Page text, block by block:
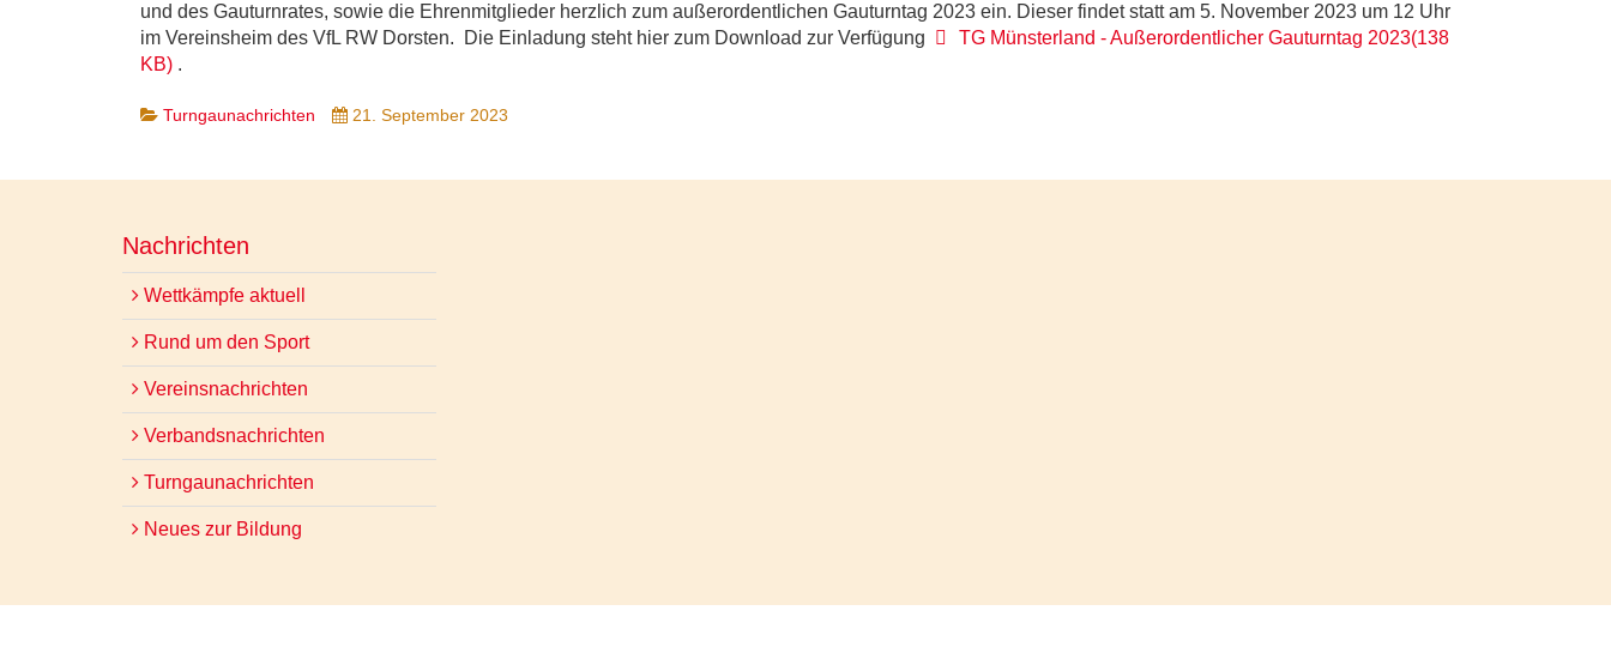
und des Gauturnrates, sowie die Ehrenmitglieder herzlich zum außerordentlichen Gauturntag 2023 ein. Dieser findet statt am 5. November 2023 um 12 Uhr
im Vereinsheim des VfL RW Dorsten. Die Einladung steht hier zum Download zur Verfügung
pdf
TG Münsterland - Außerordentlicher Gauturntag 2023(138
KB) .
Turngaunachrichten 21. September 2023
Nachrichten
Wettkämpfe aktuell
Rund um den Sport
Vereinsnachrichten
Verbandsnachrichten
Turngaunachrichten
Neues zur Bildung